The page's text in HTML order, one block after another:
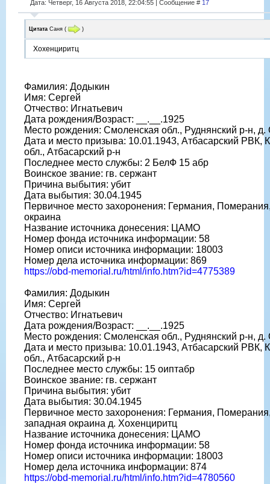
Дата: Четверг, 16 Августа 2018, 22:04:55 | Сообщение # 17
Цитата Саня ( )
Хохенциритц
Фамилия: Додыкин
Имя: Сергей
Отчество: Игнатьевич
Дата рождения/Возраст: __.__.1925
Место рождения: Смоленская обл., Руднянский р-н, д.
Дата и место призыва: 10.01.1943, Атбасарский РВК,
обл., Атбасарский р-н
Последнее место службы: 2 БелФ 15 абр
Воинское звание: гв. сержант
Причина выбытия: убит
Дата выбытия: 30.04.1945
Первичное место захоронения: Германия,
окраина
Название источника донесения: ЦАМО
Номер фонда источника информации: 58
Номер описи источника информации: 18003
Номер дела источника информации: 869
https://obd-memorial.ru/html/info.htm?id=4775389
Фамилия: Додыкин
Имя: Сергей
Отчество: Игнатьевич
Дата рождения/Возраст: __.__.1925
Место рождения: Смоленская обл., Руднянский р-н, д.
Дата и место призыва: 10.01.1943, Атбасарский РВК,
обл., Атбасарский р-н
Последнее место службы: 15 оиптабр
Воинское звание: гв. сержант
Причина выбытия: убит
Дата выбытия: 30.04.1945
Первичное место захоронения: Германия,
западная окраина д. Хохенциритц
Название источника донесения: ЦАМО
Номер фонда источника информации: 58
Номер описи источника информации: 18003
Номер дела источника информации: 874
https://obd-memorial.ru/html/info.htm?id=4780560